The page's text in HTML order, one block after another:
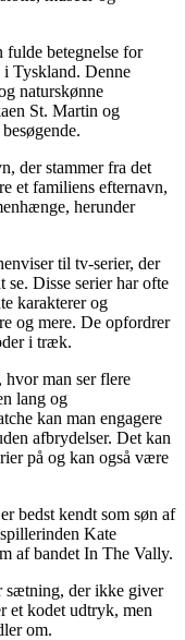
betegnelse for
Tyskland. Denne
naturskønne
St. Martin og
der stammer fra det
et familiens efternavn,
herunder
til tv-serier, der
se. Disse serier har ofte
karakterer og
og mere. De opfordrer
i træk.
man ser flere
lang og
kan man engagere
afbrydelser. Det kan
på og kan også være
bedst kendt som søn af
Kate
af bandet In The Vally.
sætning, der ikke giver
et kodet udtryk, men
om.